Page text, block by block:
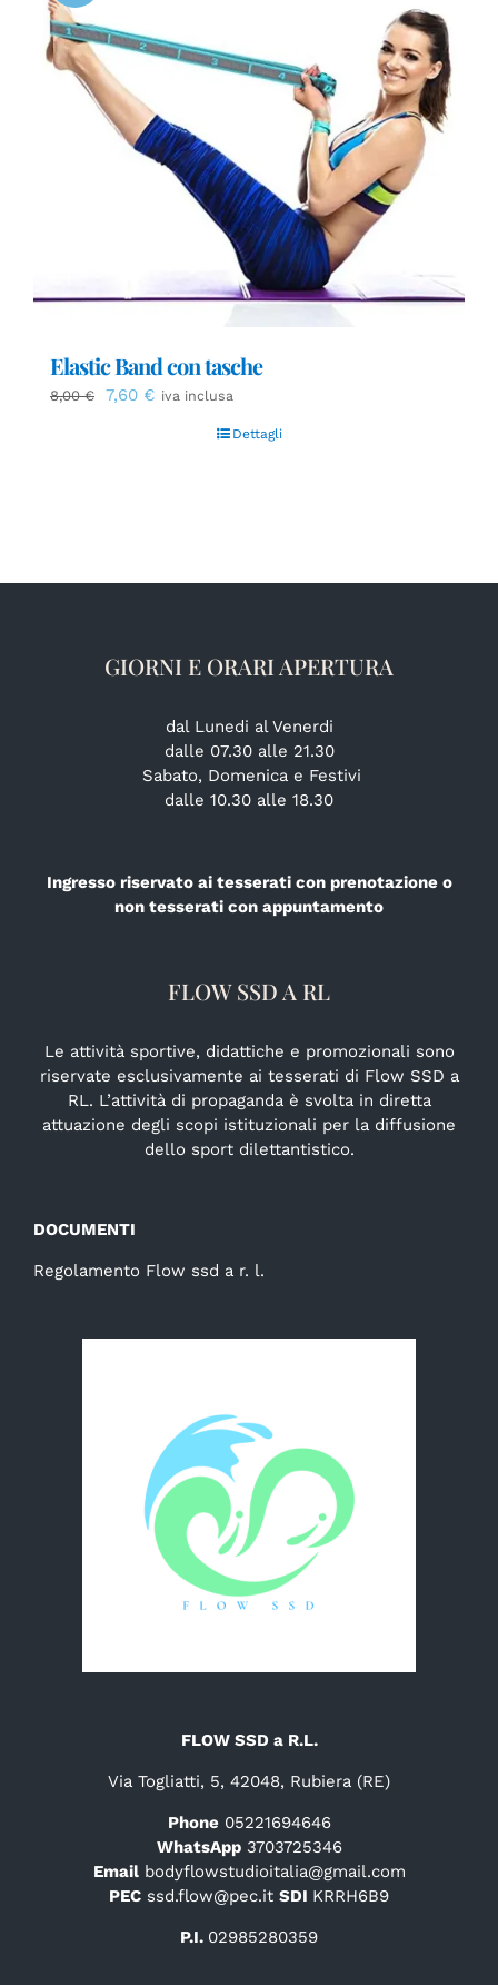
Elastic Band con tasche
8,00€
Il
7,60 € Iliva inclusa
Dettagli
GIORNI E ORARI APERTURA
dal Lunedi al Venerdi
dalle 07.30 alle 21.30
Sabato, Domenica e Festivi
dalle 10.30 alle 18.30
Ingresso riservato ai tesserati con prenotazione o
non tesserati con appuntamento
FLOW SSD A RL
Le attività sportive, didattiche e promozionali sono
riservate esclusivamente ai tesserati di Flow SSD a
RL. L’attività di propaganda è svolta in diretta
attuazione degli scopi istituzionali per la diffusione
dello sport dilettantistico.
DOCUMENTI
Regolamento Flow ssd a r. l.
FLOW SSD a R.L.
Via Togliatti, 5, 42048, Rubiera (RE)
Phone05221694646
WhatsApp3703725346
Email bodyflowstudioitalia@gmail.com
PEC ssd.flow@pec.it SDI KRRH6B9
P.I. 02985280359